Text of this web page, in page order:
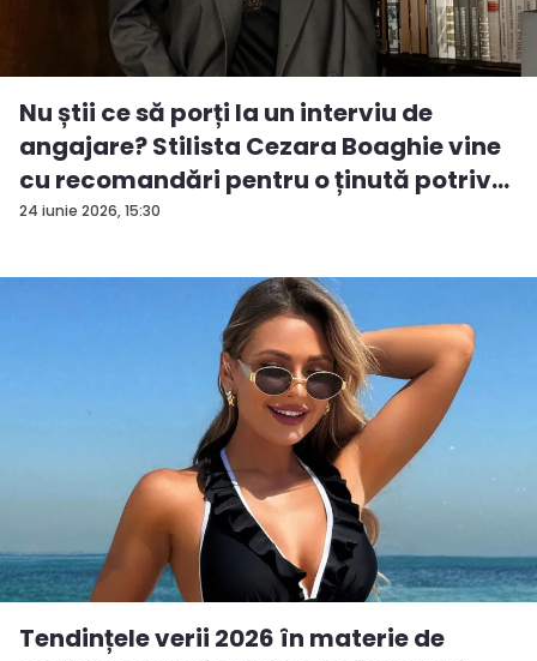
24 iunie 2026, 15:30
Nu știi ce să porți la un interviu de
angajare? Stilista Cezara Boaghie vine
cu recomandări pentru o ținută potriv...
Tendințele verii 2026 în materie de